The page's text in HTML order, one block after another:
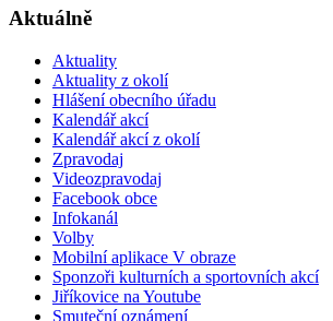
Aktuálně
Aktuality
Aktuality z okolí
Hlášení obecního úřadu
Kalendář akcí
Kalendář akcí z okolí
Zpravodaj
Videozpravodaj
Facebook obce
Infokanál
Volby
Mobilní aplikace V obraze
Sponzoři kulturních a sportovních akcí
Jiříkovice na Youtube
Smuteční oznámení